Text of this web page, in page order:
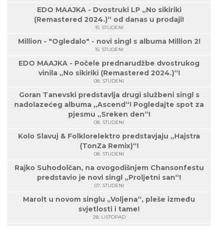
EDO MAAJKA - Dvostruki LP „No sikiriki
(Remastered 2024.)“ od danas u prodaji!
15. STUDENI
Million - "Ogledalo" - novi singl s albuma Million 2!
15. STUDENI
EDO MAAJKA - Počele prednarudžbe dvostrukog
vinila „No sikiriki (Remastered 2024.)“!
08. STUDENI
Goran Tanevski predstavlja drugi službeni singl s
nadolazećeg albuma „Ascend“! Pogledajte spot za
pjesmu „Sreken den“!
08. STUDENI
Kolo Slavuj & Folklorelektro predstavjaju „Hajstra
(TonZa Remix)“!
08. STUDENI
Rajko Suhodolčan, na ovogodišnjem Chansonfestu
predstavio je novi singl „Proljetni san“!
07. STUDENI
Marolt u novom singlu „Voljena“, pleše između
svjetlosti i tame!
28. LISTOPAD